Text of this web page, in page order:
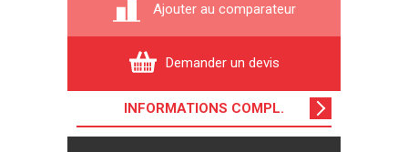
Ajouter au comparateur
Demander un devis
INFORMATIONS COMPL.